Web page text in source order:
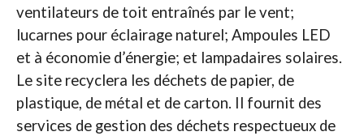
ventilateurs de toit entraînés par le vent;
lucarnes pour éclairage naturel; Ampoules LED
et à économie d’énergie; et lampadaires solaires.
Le site recyclera les déchets de papier, de
plastique, de métal et de carton. Il fournit des
services de gestion des déchets respectueux de